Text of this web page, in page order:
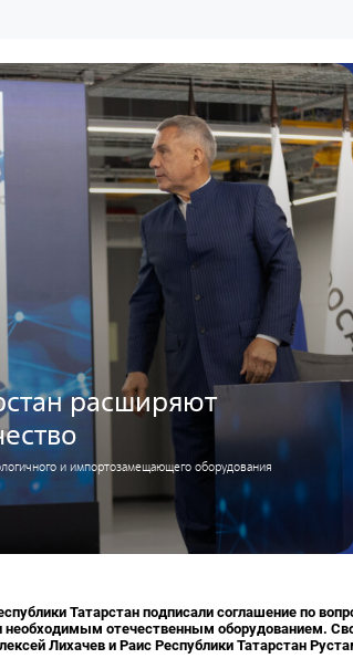
расширяют
и импортозамещающего оборудования
Татарстан подписали соглашение по
необходимым отечественным оборудованием.
Лихачев и Раис Республики Татарстан